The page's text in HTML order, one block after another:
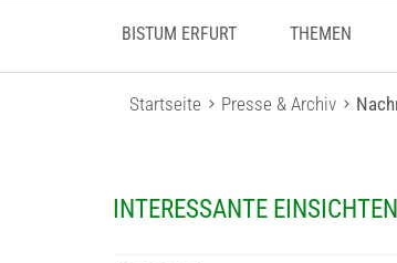
BISTUM ERFURT THEMEN
Startseite Presse & Archiv
INTERESSANTE EINSICHTEN